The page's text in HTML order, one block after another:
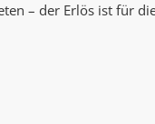
– der Erlös ist für